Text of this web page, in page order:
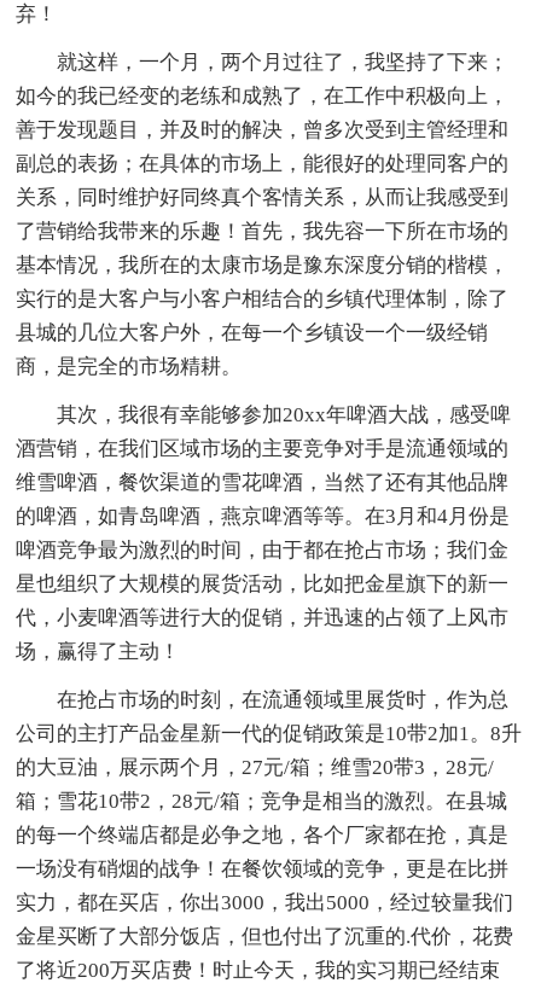
弃！
就这样，一个月，两个月过往了，我坚持了下来；
如今的我已经变的老练和成熟了，在工作中积极向上，
善于发现题目，并及时的解决，曾多次受到主管经理和
副总的表扬；在具体的市场上，能很好的处理同客户的
关系，同时维护好同终真个客情关系，从而让我感受到
了营销给我带来的乐趣！首先，我先容一下所在市场的
基本情况，我所在的太康市场是豫东深度分销的楷模，
实行的是大客户与小客户相结合的乡镇代理体制，除了
县城的几位大客户外，在每一个乡镇设一个一级经销
商，是完全的市场精耕。
其次，我很有幸能够参加20xx年啤酒大战，感受啤
酒营销，在我们区域市场的主要竞争对手是流通领域的
维雪啤酒，餐饮渠道的雪花啤酒，当然了还有其他品牌
的啤酒，如青岛啤酒，燕京啤酒等等。在3月和4月份是
啤酒竞争最为激烈的时间，由于都在抢占市场；我们金
星也组织了大规模的展货活动，比如把金星旗下的新一
代，小麦啤酒等进行大的促销，并迅速的占领了上风市
场，赢得了主动！
在抢占市场的时刻，在流通领域里展货时，作为总
公司的主打产品金星新一代的促销政策是10带2加1。8升
的大豆油，展示两个月，27元/箱；维雪20带3，28元/
箱；雪花10带2，28元/箱；竞争是相当的激烈。在县城
的每一个终端店都是必争之地，各个厂家都在抢，真是
一场没有硝烟的战争！在餐饮领域的竞争，更是在比拼
实力，都在买店，你出3000，我出5000，经过较量我们
金星买断了大部分饭店，但也付出了沉重的.代价，花费
了将近200万买店费！时止今天，我的实习期已经结束